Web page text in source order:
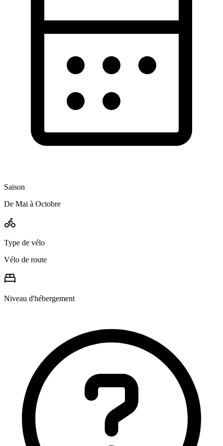
Saison
De Mai à Octobre
Type de vélo
Vélo de route
Niveau d'hébergement